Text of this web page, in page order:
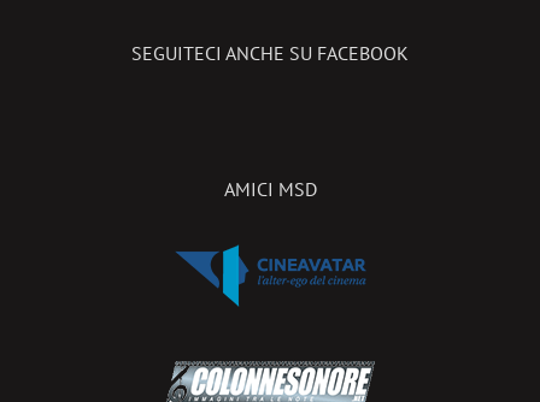
SEGUITECI ANCHE SU FACEBOOK
AMICI MSD